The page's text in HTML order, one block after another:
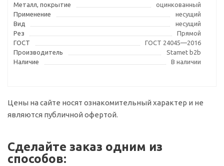
Металл, покрытие
оцинкованный
Применение
несущий
Вид
несущий
Рез
Прямой
ГОСТ
ГОСТ 24045—2016
Производитель
Stamet b2b
Наличие
В наличии
Цены на сайте носят ознакомительный характер и не
являются публичной офертой.
Сделайте заказ одним из
способов: